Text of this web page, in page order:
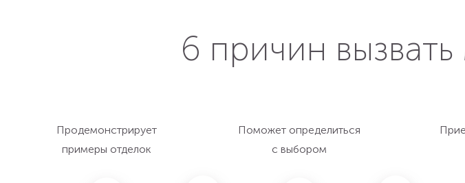
6 причин
Продемонстрирует
примеры отделок
Поможет определиться
с выбором